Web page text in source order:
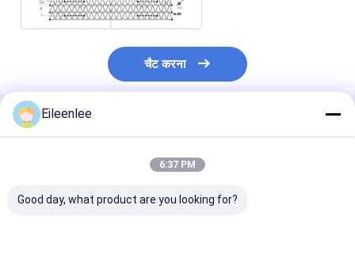
चैट करना
अनुशंसित उत्पाद
Eileenlee
6:37 PM
Good day, what product are you looking for?